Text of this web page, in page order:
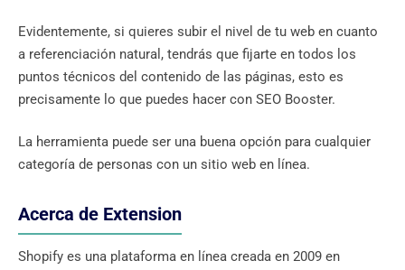
Evidentemente, si quieres subir el nivel de tu web en cuanto
a referenciación natural, tendrás que fijarte en todos los
puntos técnicos del contenido de las páginas, esto es
precisamente lo que puedes hacer con SEO Booster.
La herramienta puede ser una buena opción para cualquier
categoría de personas con un sitio web en línea.
Acerca de Extension
Shopify es una plataforma en línea creada en 2009 en